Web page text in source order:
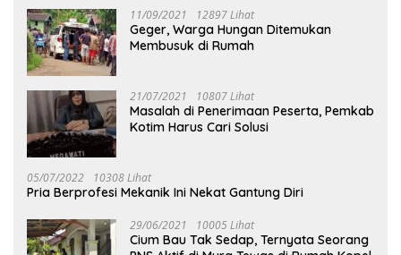
11/09/2021 12897 Lihat
Geger, Warga Hungan Ditemukan
Membusuk di Rumah
21/07/2021 10807 Lihat
Masalah di Penerimaan Peserta, Pemkab
Kotim Harus Cari Solusi
05/07/2022 10308 Lihat
Pria Berprofesi Mekanik Ini Nekat Gantung Diri
29/06/2021 10005 Lihat
Cium Bau Tak Sedap, Ternyata Seorang